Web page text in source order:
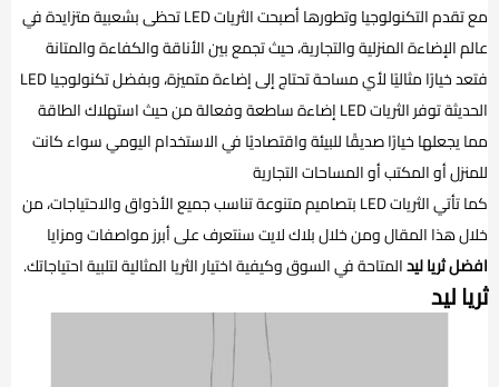
مع تقدم التكنولوجيا وتطورها أصبحت الثريات LED تحظى بشعبية متزايدة في
عالم الإضاءة المنزلية والتجارية، حيث تجمع بين الأناقة والكفاءة والمتانة
فتعد خيارًا مثاليًا لأي مساحة تحتاج إلى إضاءة متميزة، وبفضل تكنولوجيا LED
الحديثة توفر الثريات LED إضاءة ساطعة وفعالة من حيث استهلاك الطاقة
مما يجعلها خيارًا صديقًا للبيئة واقتصاديًا في الاستخدام اليومي سواء كانت
للمنزل أو المكتب أو المساحات التجارية
كما تأتي الثريات LED بتصاميم متنوعة تناسب جميع الأذواق والاحتياجات، من
خلال هذا المقال ومن خلال بلاك لايت سنتعرف على أبرز مواصفات ومزايا
افضل ثريا ليدالمتاحة في السوق وكيفية اختيار الثريا المثالية لتلبية احتياجاتك.
ثريا ليد